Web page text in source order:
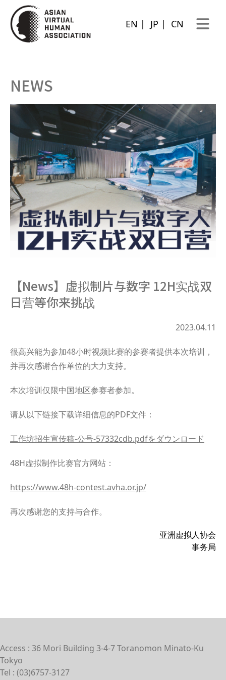
EN | JP | CN Open
NEWS
【News】虚拟制⽚与数字 12H实战双
⽇营等你来挑战
2023.04.11
很高兴能为参加48小时视频比赛的参赛者提供本次培训，
并再次感谢合作单位的大力支持。
本次培训仅限中国地区参赛者参加。
请从以下链接下载详细信息的PDF文件：
工作坊招生宣传稿-公号-57332cdb.pdfをダウンロード
48H虚拟制作比赛官方网站：
https://www.48h-contest.avha.or.jp/
再次感谢您的支持与合作。
亚洲虚拟人协会
事务局
Access : 36 Mori Building 3-4-7 Toranomon Minato-Ku
Tokyo
Tel : (03)6757-3127